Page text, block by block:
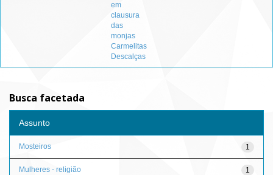
em
clausura
das
monjas
Carmelitas
Descalças
Busca facetada
Assunto
1
Mosteiros
1
Mulheres - religião